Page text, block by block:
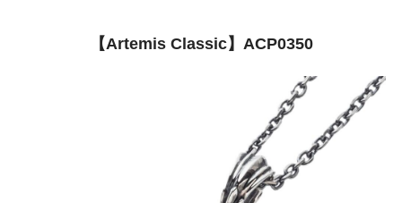
【Artemis Classic】ACP0350